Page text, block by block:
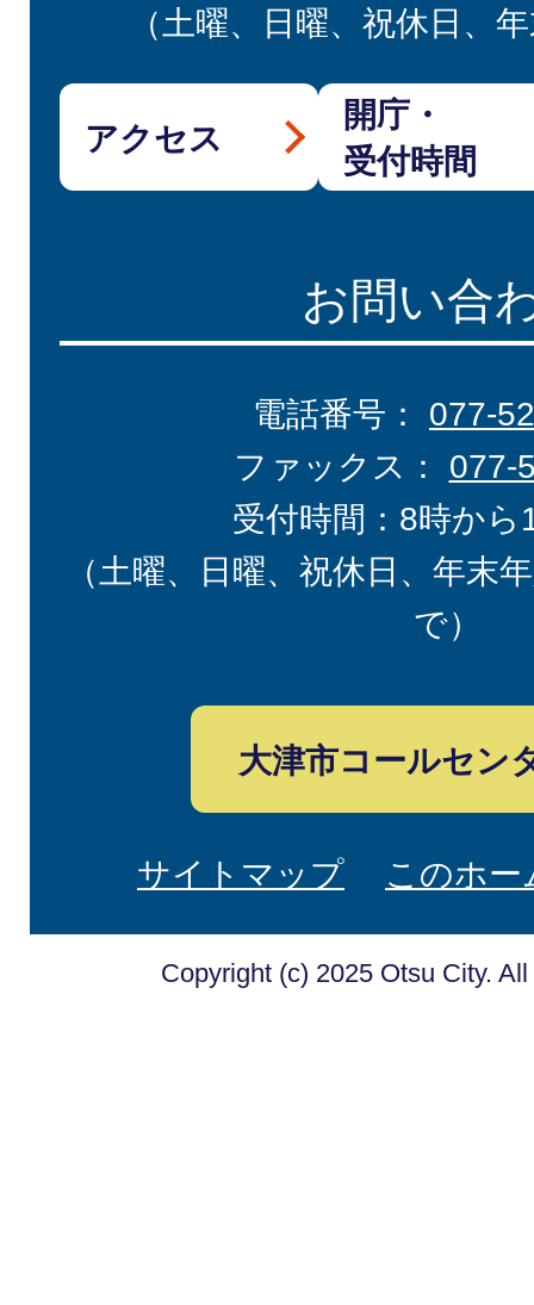
（土曜、日曜、祝休日、
アクセス
開庁・
受付時間
お問い合
電話番号： 077-
ファックス： 077-
受付時間：8時から
（土曜、日曜、祝休日、年末
で）
大津市コールセン
サイトマップ このホ
Copyright (c) 2025 Otsu City.